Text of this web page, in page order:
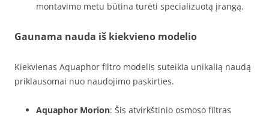
montavimo metu būtina turėti specializuotą įrangą.
Gaunama nauda iš kiekvieno modelio
Kiekvienas Aquaphor filtro modelis suteikia unikalią naudą
priklausomai nuo naudojimo paskirties.
Aquaphor Morion: Šis atvirkštinio osmoso filtras